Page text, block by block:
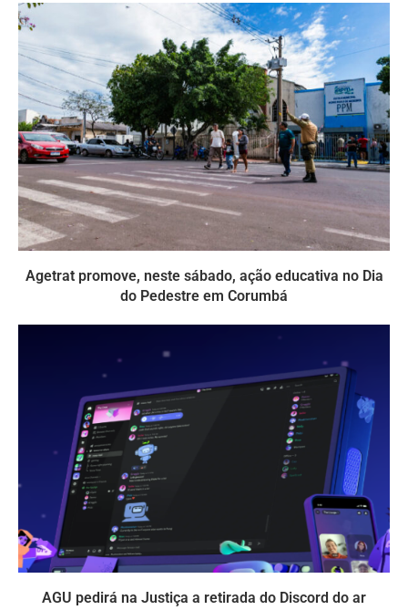
Agetrat promove, neste sábado, ação educativa no Dia
do Pedestre em Corumbá
AGU pedirá na Justiça a retirada do Discord do ar